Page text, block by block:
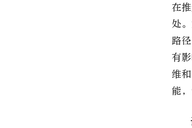
在
处
路
有
维
能